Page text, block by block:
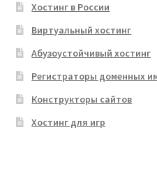
Хостинг в России
Виртуальный хостинг
Абузоустойчивый хостинг
Регистраторы доменных
Конструкторы сайтов
Хостинг для игр